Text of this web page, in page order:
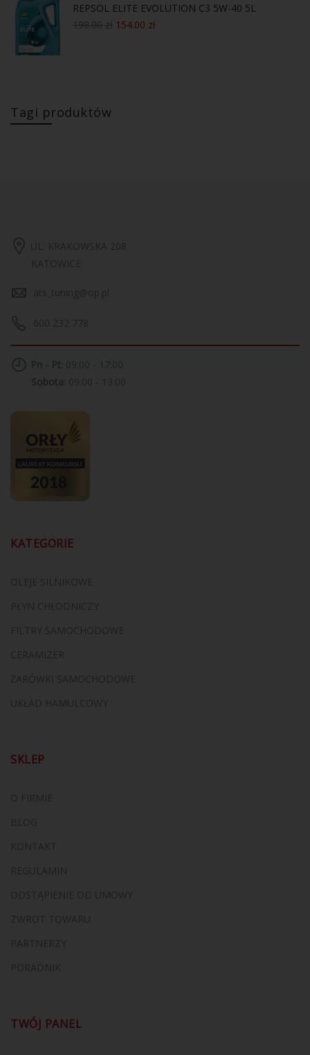
REPSOL ELITE EVOLUTION C3 5W-40 5L
198.00zł 154.00 zł
Tagi produktów
KATEGORIE
SKLEP
TWÓJ PANEL